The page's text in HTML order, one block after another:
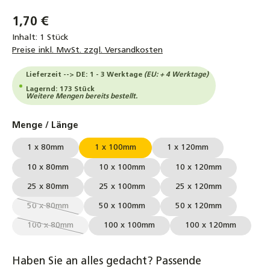
1,70 €
Inhalt: 1 Stück
Preise inkl. MwSt. zzgl. Versandkosten
Lieferzeit --> DE: 1 - 3 Werktage (EU: + 4 Werktage)
Lagernd: 173 Stück
Weitere Mengen bereits bestellt.
Menge / Länge
1 x 80mm 1 x 100mm 1 x 120mm
10 x 80mm 10 x 100mm 10 x 120mm
25 x 80mm 25 x 100mm 25 x 120mm
50 x 80mm
(Diese Option ist zurzeit nicht verfügbar.)
50 x 100mm 50 x 120mm
100 x 80mm
(Diese Option ist zurzeit nicht verfügbar.)
100 x 100mm 100 x 120mm
Haben Sie an alles gedacht? Passende